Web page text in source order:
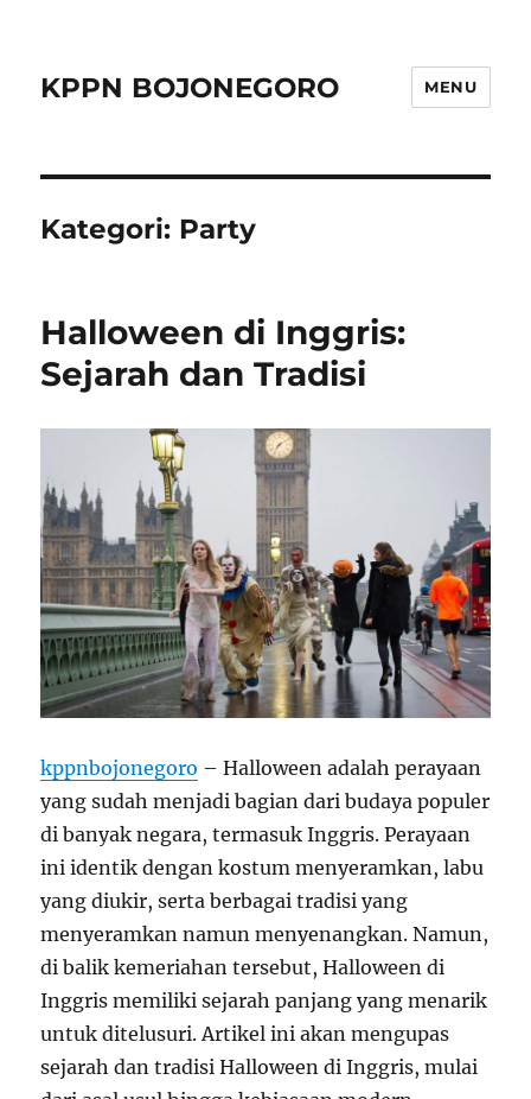
KPPN BOJONEGORO MENU
Kategori: Party
Halloween di Inggris:
Sejarah dan Tradisi
kppnbojonegoro – Halloween adalah perayaan
yang sudah menjadi bagian dari budaya populer
di banyak negara, termasuk Inggris. Perayaan
ini identik dengan kostum menyeramkan, labu
yang diukir, serta berbagai tradisi yang
menyeramkan namun menyenangkan. Namun,
di balik kemeriahan tersebut, Halloween di
Inggris memiliki sejarah panjang yang menarik
untuk ditelusuri. Artikel ini akan mengupas
sejarah dan tradisi Halloween di Inggris, mulai